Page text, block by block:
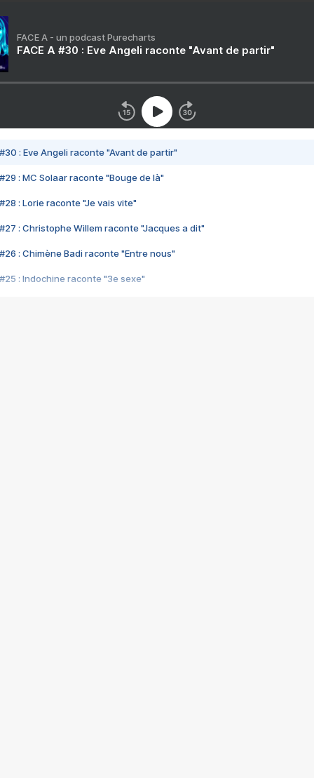
FACE A - un podcast Purecharts
FACE A #30 : Eve Angeli raconte "Avant de partir"
#30 : Eve Angeli raconte "Avant de partir"
#29 : MC Solaar raconte "Bouge de là"
#28 : Lorie raconte "Je vais vite"
#27 : Christophe Willem raconte "Jacques a dit"
#26 : Chimène Badi raconte "Entre nous"
#25 : Indochine raconte "3e sexe"